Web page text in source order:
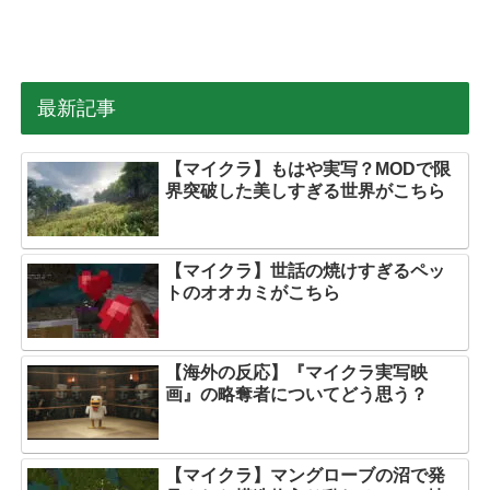
最新記事
【マイクラ】もはや実写？MODで限
界突破した美しすぎる世界がこちら
【マイクラ】世話の焼けすぎるペッ
トのオオカミがこちら
【海外の反応】『マイクラ実写映
画』の略奪者についてどう思う？
【マイクラ】マングローブの沼で発